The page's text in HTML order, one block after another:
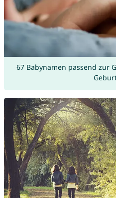
67 Babynamen passend zur